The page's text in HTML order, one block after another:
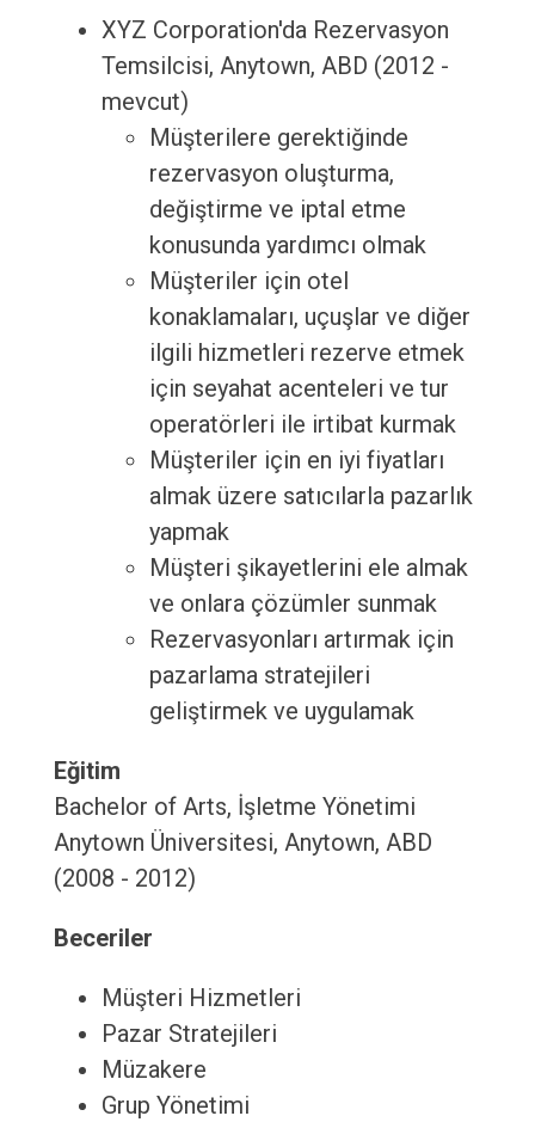
XYZ Corporation'da Rezervasyon
Temsilcisi, Anytown, ABD (2012 -
mevcut)
Müşterilere gerektiğinde
rezervasyon oluşturma,
değiştirme ve iptal etme
konusunda yardımcı olmak
Müşteriler için otel
konaklamaları, uçuşlar ve diğer
ilgili hizmetleri rezerve etmek
için seyahat acenteleri ve tur
operatörleri ile irtibat kurmak
Müşteriler için en iyi fiyatları
almak üzere satıcılarla pazarlık
yapmak
Müşteri şikayetlerini ele almak
ve onlara çözümler sunmak
Rezervasyonları artırmak için
pazarlama stratejileri
geliştirmek ve uygulamak
Eğitim
Bachelor of Arts, İşletme Yönetimi
Anytown Üniversitesi, Anytown, ABD
(2008 - 2012)
Beceriler
Müşteri Hizmetleri
Pazar Stratejileri
Müzakere
Grup Yönetimi